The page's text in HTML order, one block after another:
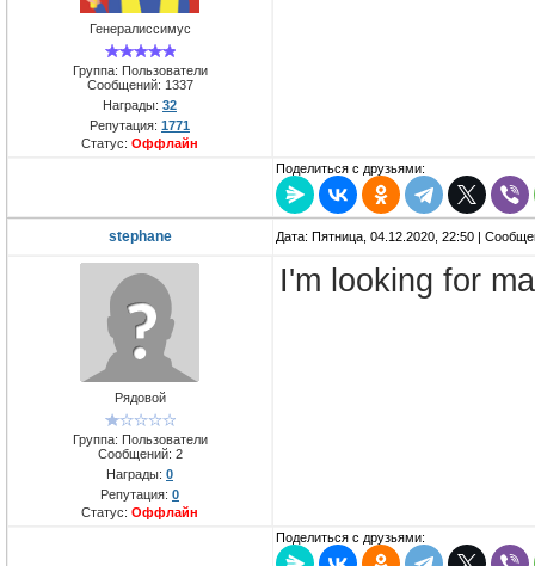
Генералиссимус
Группа: Пользователи
Сообщений: 1337
Награды: 32
Репутация: 1771
Статус: Оффлайн
Поделиться с друзьями:
stephane Дата: Пятница, 04.12.2020, 22:50 |
Рядовой
Группа: Пользователи
Сообщений: 2
Награды: 0
Репутация: 0
Статус: Оффлайн
I'm looking for
Поделиться с друзьями: